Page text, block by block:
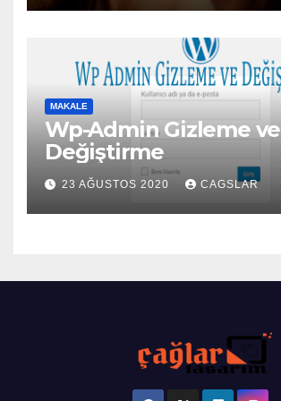
MAKALE
Wp-Admin Gizleme ve
Değiştirme
23 AĞUSTOS 2020 CAGSLAR